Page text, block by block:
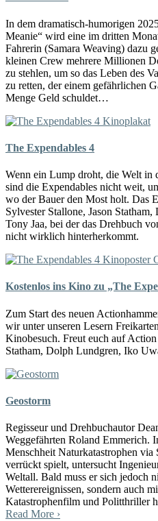
In dem dramatisch-humorigen
Meanie“ wird eine im dritten
Fahrerin (Samara Weaving) dazu
kleinen Crew mehrere Millionen
zu stehlen, um so das Leben des
zu retten, der einem gefährlichen
Menge Geld schuldet…
The Expendables 4
Wenn ein Lump droht, die Welt in
sind die Expendables nicht weit,
wo der Bauer den Most holt. Das
Sylvester Stallone, Jason
Tony Jaa, bei der das Drehbuch
nicht wirklich hinterherkommt.
Kostenlos ins Kino zu „The
Zum Start des neuen
wir unter unseren Lesern
Kinobesuch. Freut euch auf
Statham, Dolph Lundgren, Iko
Geostorm
Regisseur und Drehbuchautor
Weggefährten Roland Emmerich.
Menschheit Naturkatastrophen via
verrückt spielt, untersucht
Weltall. Bald muss er sich jedoch
Wetterereignissen, sondern auch
Katastrophenfilm und Politthriller
Read More ›